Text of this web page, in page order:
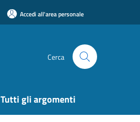
Accedi all'area personale
Cerca
Tutti gli argomenti